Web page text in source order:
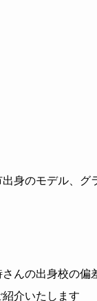
身のモデル、グ
さんの出身校の偏
介いたします